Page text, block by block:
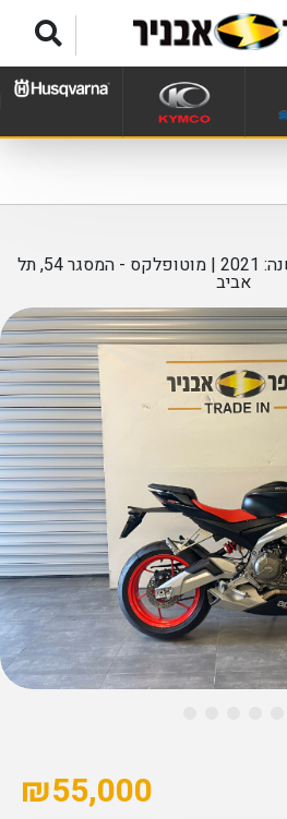
מוטופלקס - המסגר 54, תל
אביב
₪55,000